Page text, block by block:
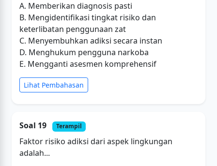
A. Memberikan diagnosis pasti
B. Mengidentifikasi tingkat risiko dan
keterlibatan penggunaan zat
C. Menyembuhkan adiksi secara instan
D. Menghukum pengguna narkoba
E. Mengganti asesmen komprehensif
Lihat Pembahasan
Soal 19 Terampil
Faktor risiko adiksi dari aspek lingkungan
adalah...